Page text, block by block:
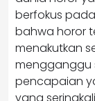
berfokus pada
bahwa horor
menakutkan
mengganggu
pencapaian
yang